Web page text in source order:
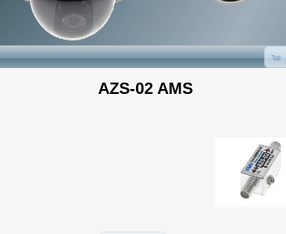
AZS-02 AMS